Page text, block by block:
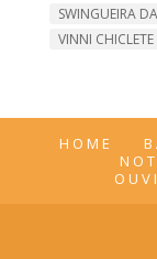
SWINGUEIRA
VINNI CHICLETE
HOME